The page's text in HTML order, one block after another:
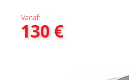
Vanaf:
130€